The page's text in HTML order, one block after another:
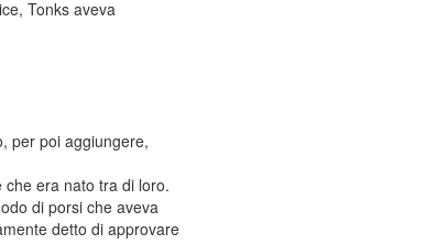
Tonks aveva
per poi aggiungere,
era nato tra di loro.
di porsi che aveva
detto di approvare